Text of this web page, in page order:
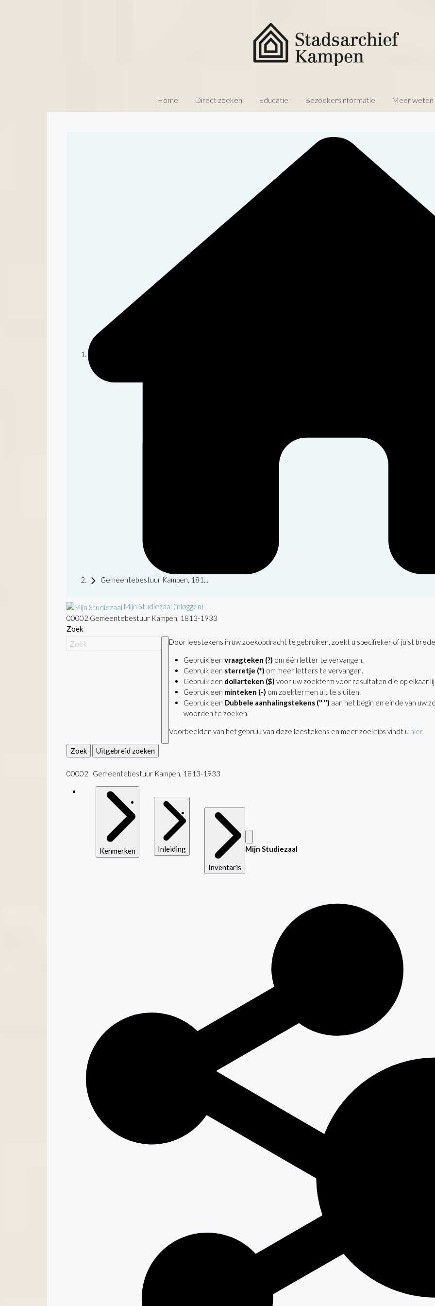
Home Direct zoeken Educatie Bezoekersinformatie Meer weten
Gemeentebestuur Kampen, 181...
Mijn Studiezaal (inloggen)
00002 Gemeentebestuur Kampen, 1813-1933
Zoek
Door leestekens in uw zoekopdracht te gebruiken, zoekt u specifieker of juist
Gebruik een vraagteken (?) om één letter te vervangen.
Gebruik een sterretje (*) om meer letters te vervangen.
Gebruik een dollarteken ($) voor uw zoekterm voor resultaten die op elkaar
Gebruik een minteken (-) om zoektermen uit te sluiten.
Gebruik een Dubbele aanhalingstekens (" ") aan het begin en einde van uw
woorden te zoeken.
Voorbeelden van het gebruik van deze leestekens en meer zoektips vindt u hier.
Zoek Uitgebreid zoeken
00002 Gemeentebestuur Kampen, 1813-1933
Kenmerken Inleiding
Inventaris
Mijn Studiezaal